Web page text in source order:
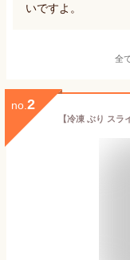
いですよ。
全
no. 2